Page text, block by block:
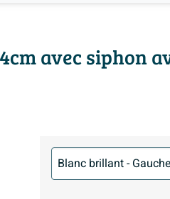
avec siphon